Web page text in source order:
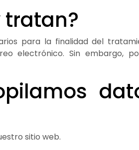
tratan?
para la finalidad del
electrónico. Sin embargo,
sitio web.